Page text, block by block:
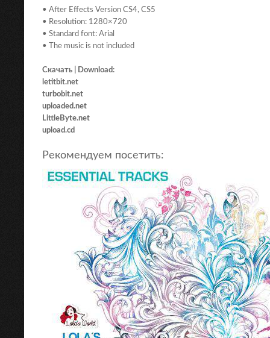
• After Effects Version CS4, CS5
• Resolution: 1280×720
• Standard font: Arial
• The music is not included
Скачать | Download:
letitbit.net
turbobit.net
uploaded.net
LittleByte.net
upload.cd
Рекомендуем посетить: